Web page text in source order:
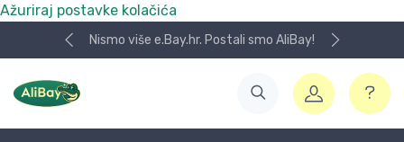
Ažuriraj postavke kolačića
Nismo više e.Bay.hr. Postali smo AliBay!